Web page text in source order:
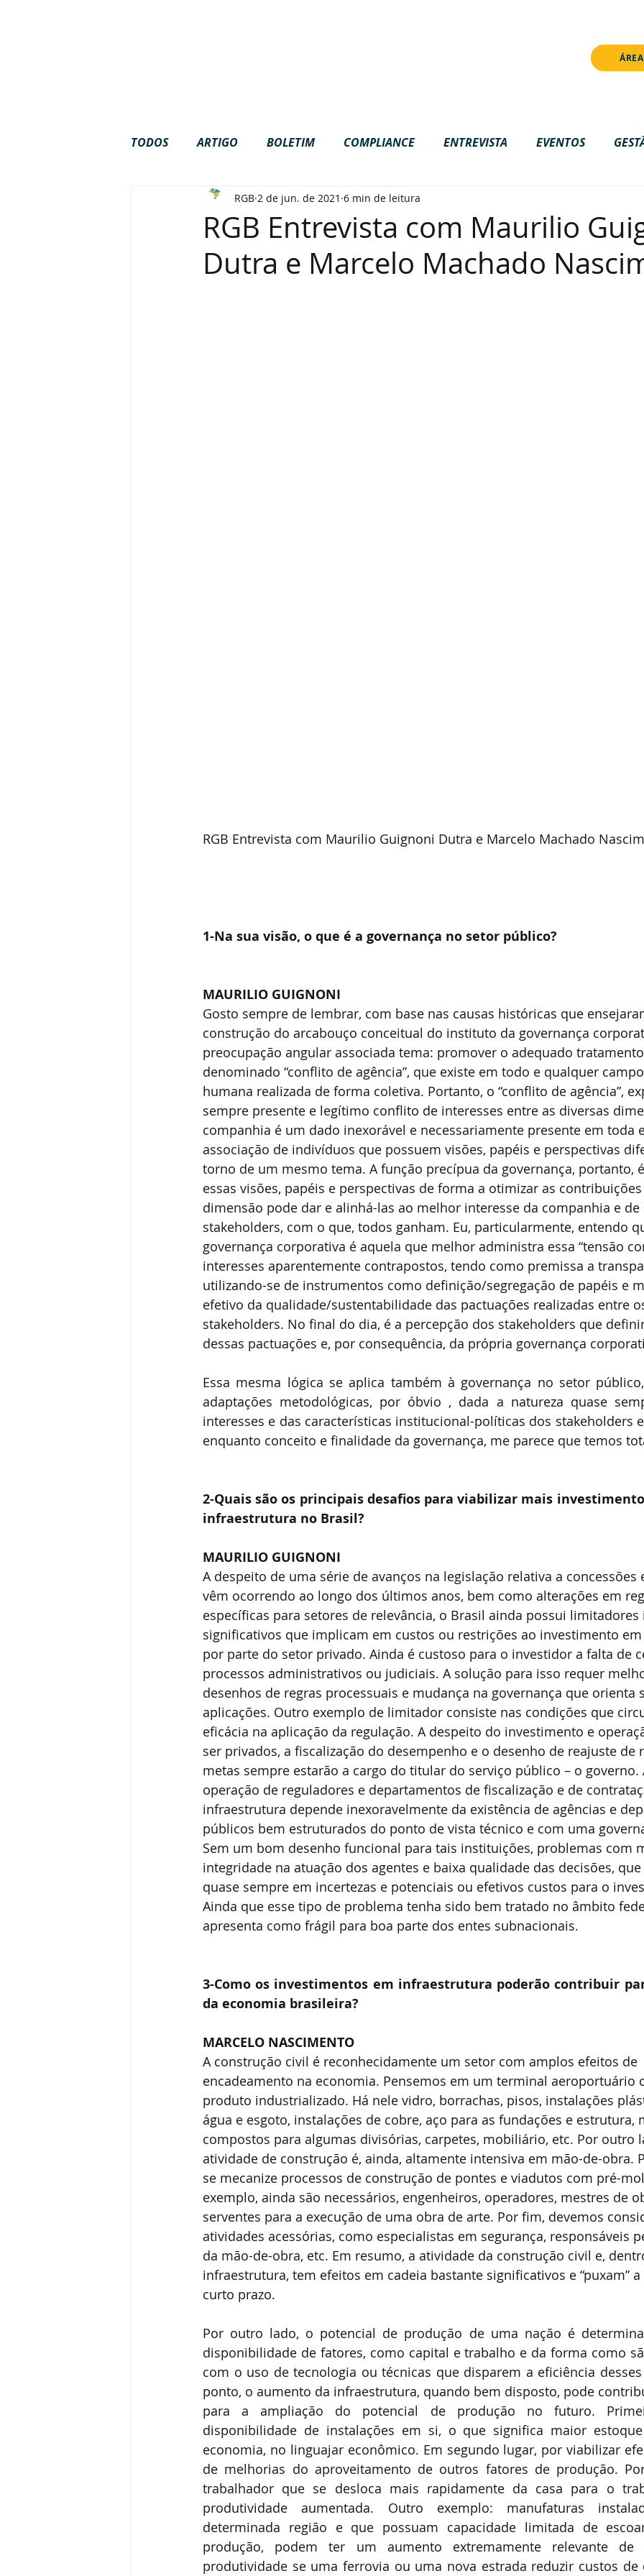
TODOS ARTIGO BOLETIM COMPLIANCE ENTREVISTA EVENTOS
GOVERNANÇA INTERNACIONAL LGPD
PODCAST VÍDEOS
RGB Entrevista com Maurilio
Dutra e Marcelo Machado
RGB 2 de jun. de 2021 6 min de leitura
RGB Entrevista com Maurilio Guignoni Dutra e Marcelo Machado
1-Na sua visão, o que é a governança no setor público?
MAURILIO GUIGNONI
Gosto sempre de lembrar, com base nas causas históricas que
construção do arcabouço conceitual do instituto da governança
preocupação angular associada tema: promover o adequado
denominado “conflito de agência”, que existe em todo e qualquer
humana realizada de forma coletiva. Portanto, o “conflito de agência”,
sempre presente e legítimo conflito de interesses entre as diversas
companhia é um dado inexorável e necessariamente presente em toda
associação de indivíduos que possuem visões, papéis e perspectivas
torno de um mesmo tema. A função precípua da governança, portanto,
essas visões, papéis e perspectivas de forma a otimizar as
dimensão pode dar e alinhá-las ao melhor interesse da companhia e de
stakeholders, com o que, todos ganham. Eu, particularmente, entendo
governança corporativa é aquela que melhor administra essa “tensão
interesses aparentemente contrapostos, tendo como premissa a
utilizando-se de instrumentos como definição/segregação de papéis e
efetivo da qualidade/sustentabilidade das pactuações realizadas entre
stakeholders. No final do dia, é a percepção dos stakeholders que
dessas pactuações e, por consequência, da própria governança
Essa mesma lógica se aplica também à governança no setor
adaptações metodológicas, por óbvio , dada a natureza quase
interesses e das características institucional-políticas dos stakeholders
enquanto conceito e finalidade da governança, me parece que temos
2-Quais são os principais desafios para viabilizar mais
infraestrutura no Brasil?
MAURILIO GUIGNONI
A despeito de uma série de avanços na legislação relativa a concessões
vêm ocorrendo ao longo dos últimos anos, bem como alterações em
específicas para setores de relevância, o Brasil ainda possui
significativos que implicam em custos ou restrições ao investimento
por parte do setor privado. Ainda é custoso para o investidor a falta de
processos administrativos ou judiciais. A solução para isso requer
desenhos de regras processuais e mudança na governança que orienta
aplicações. Outro exemplo de limitador consiste nas condições que
eficácia na aplicação da regulação. A despeito do investimento e
ser privados, a fiscalização do desempenho e o desenho de reajuste de
metas sempre estarão a cargo do titular do serviço público – o governo.
operação de reguladores e departamentos de fiscalização e de
infraestrutura depende inexoravelmente da existência de agências e
públicos bem estruturados do ponto de vista técnico e com uma
Sem um bom desenho funcional para tais instituições, problemas com
integridade na atuação dos agentes e baixa qualidade das decisões,
quase sempre em incertezas e potenciais ou efetivos custos para o
Ainda que esse tipo de problema tenha sido bem tratado no âmbito
apresenta como frágil para boa parte dos entes subnacionais.
3-Como os investimentos em infraestrutura poderão contribuir
da economia brasileira?
MARCELO NASCIMENTO
A construção civil é reconhecidamente um setor com amplos efeitos de
encadeamento na economia. Pensemos em um terminal aeroportuário
produto industrializado. Há nele vidro, borrachas, pisos, instalações
água e esgoto, instalações de cobre, aço para as fundações e estrutura,
compostos para algumas divisórias, carpetes, mobiliário, etc. Por outro
atividade de construção é, ainda, altamente intensiva em mão-de-obra.
se mecanize processos de construção de pontes e viadutos com pré-
exemplo, ainda são necessários, engenheiros, operadores, mestres de
serventes para a execução de uma obra de arte. Por fim, devemos
atividades acessórias, como especialistas em segurança, responsáveis
da mão-de-obra, etc. Em resumo, a atividade da construção civil e,
infraestrutura, tem efeitos em cadeia bastante significativos e “puxam”
curto prazo.
Por outro lado, o potencial de produção de uma nação é
disponibilidade de fatores, como capital e trabalho e da forma como
com o uso de tecnologia ou técnicas que disparem a eficiência
ponto, o aumento da infraestrutura, quando bem disposto, pode
para a ampliação do potencial de produção no futuro.
disponibilidade de instalações em si, o que significa maior
economia, no linguajar econômico. Em segundo lugar, por viabilizar
de melhorias do aproveitamento de outros fatores de produção.
trabalhador que se desloca mais rapidamente da casa para o
produtividade aumentada. Outro exemplo: manufaturas
determinada região e que possuam capacidade limitada de
produção, podem ter um aumento extremamente relevante
produtividade se uma ferrovia ou uma nova estrada reduzir custos de